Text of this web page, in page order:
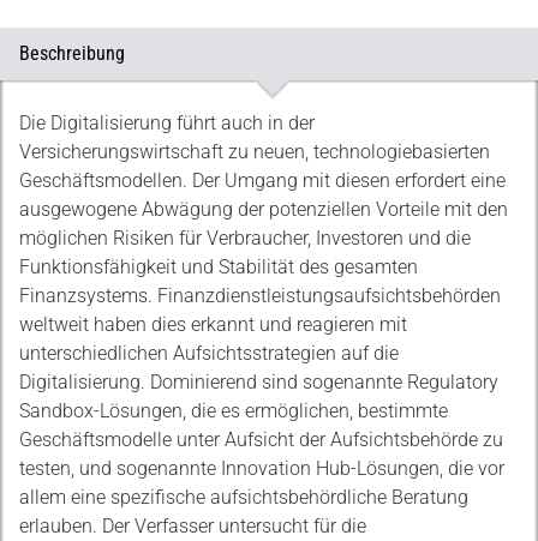
Beschreibung
Beschreibung
Die Digitalisierung führt auch in der
Versicherungswirtschaft zu neuen, technologiebasierten
Geschäftsmodellen. Der Umgang mit diesen erfordert eine
ausgewogene Abwägung der potenziellen Vorteile mit den
möglichen Risiken für Verbraucher, Investoren und die
Funktionsfähigkeit und Stabilität des gesamten
Finanzsystems. Finanzdienstleistungsaufsichtsbehörden
weltweit haben dies erkannt und reagieren mit
unterschiedlichen Aufsichtsstrategien auf die
Digitalisierung. Dominierend sind sogenannte Regulatory
Sandbox-Lösungen, die es ermöglichen, bestimmte
Geschäftsmodelle unter Aufsicht der Aufsichtsbehörde zu
testen, und sogenannte Innovation Hub-Lösungen, die vor
allem eine spezifische aufsichtsbehördliche Beratung
erlauben. Der Verfasser untersucht für die